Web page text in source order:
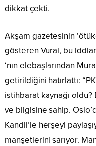
dikkat çekti.
Akşam gazetesinin
gösteren Vural, bu
‘nın elebaşlarından
getirildiğini hatırlattı:
istihbarat kaynağı oldu?
ve bilgisine sahip.
Kandil’le herşeyi
manşetlerini sarıyor.